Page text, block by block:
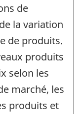
de
la variation
de produits.
produits
selon les
marché, les
produits et